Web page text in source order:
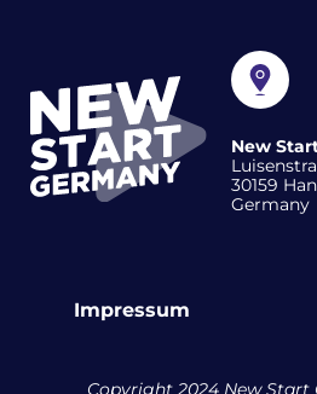
New
30159
Germany
Impressum
Copyright 2024 New Start